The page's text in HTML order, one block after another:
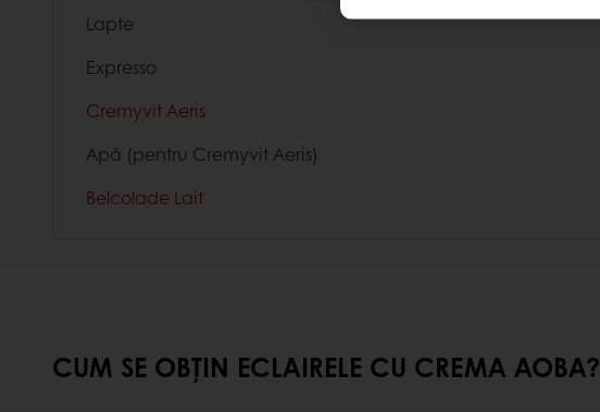
Lapte
Expresso
Cremyvit Aeris
Apă (pentru Cremyvit Aeris)
Belcolade Lait
CUM SE OBȚIN ECLAIRELE CU CREMA AOBA?